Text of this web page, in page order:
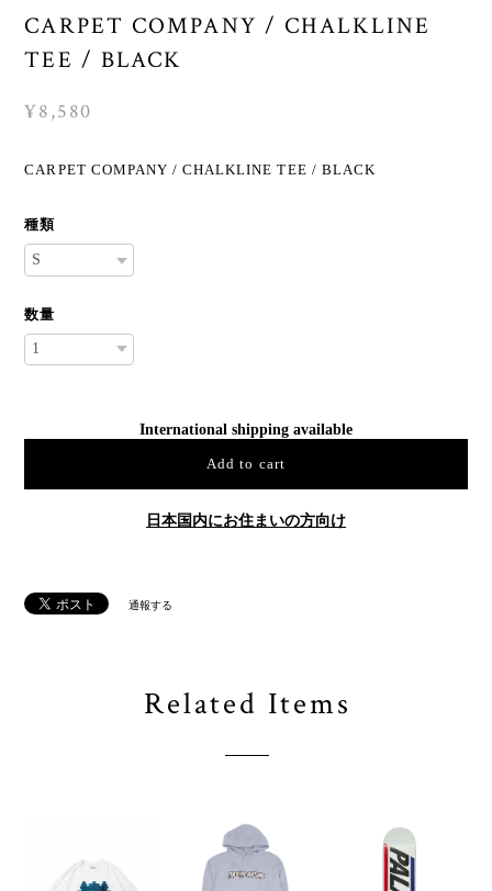
CARPET COMPANY / CHALKLINE
TEE / BLACK
¥8,580
CARPET COMPANY / CHALKLINE TEE / BLACK
種類
数量
International shipping available
Add to cart
日本国内にお住まいの方向け
通報する
Related Items